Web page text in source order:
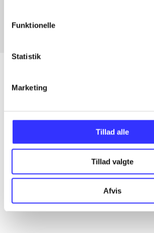
Funktionelle
Statistik
Marketing
Tillad alle
Tillad valgte
Afvis
...
...